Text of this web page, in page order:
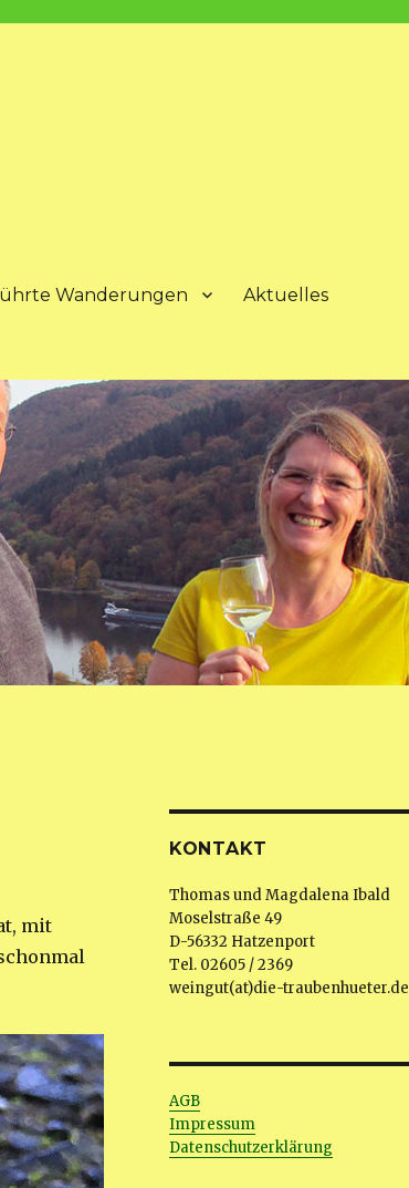
Wanderungen Aktuelles
mit
KONTAKT
Thomas und Magdalena Ibald
Moselstraße 49
D-56332 Hatzenport
Tel. 02605 / 2369
weingut(at)die-traubenhueter.de
AGB
Impressum
Datenschutzerklärung